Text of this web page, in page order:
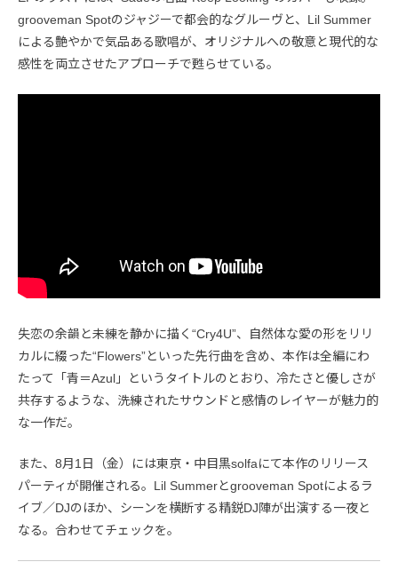
grooveman Spotのジャジーで都会的なグルーヴと、Lil Summer
による艶やかで気品ある歌唱が、オリジナルへの敬意と現代的な
感性を両立させたアプローチで甦らせている。
失恋の余韻と未練を静かに描く“Cry4U”、自然体な愛の形をリリ
カルに綴った“Flowers”といった先行曲を含め、本作は全編にわ
たって「青＝Azul」というタイトルのとおり、冷たさと優しさが
共存するような、洗練されたサウンドと感情のレイヤーが魅力的
な一作だ。
また、8月1日（金）には東京・中目黒solfaにて本作のリリース
パーティが開催される。Lil Summerとgrooveman Spotによるラ
イブ／DJのほか、シーンを横断する精鋭DJ陣が出演する一夜と
なる。合わせてチェックを。